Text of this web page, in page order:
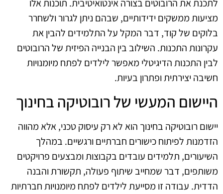
לתכנת את הרובוטים בצורה אינטואיטיבית. תוכנות אלו
מציעות ממשקים ידידותיים, שבהם ניתן לגרור ולשחרר
בלוקים של קוד, דבר המקל על התלמידים להבין את
עקרונות התכנות. השילוב בין הבנייה הפיזית של הרובוטים
לבין התכנות הדיגיטלי מאפשר לילדים לפתח מיומנויות
חשיבה יצירתית ופתרון בעיות.
היישום המעשי של רובוטיקה בחינוך
יישום רובוטיקה בחינוך הוא לא רק עיסוק טכני, אלא מהווה
הזדמנות לפיתוח כישורים חברתיים ורגשיים. במהלך
השיעורים, תלמידים עובדים בקבוצות ומבצעים פרויקטים
משותפים, דבר שמחייב שיתוף פעולה, תקשורת והבנה
הדדית. עבודה זו מסייעת לילדים לפתח מיומנויות חברתיות